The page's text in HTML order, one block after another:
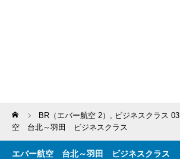
Home BR（エバー航空 2） , ビジネスクラス 03
空 台北～羽田 ビジネスクラス
エバー航空 台北～羽田 ビジネスクラス